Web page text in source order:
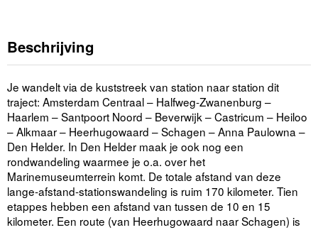
Beschrijving
Je wandelt via de kuststreek van station naar station dit
traject: Amsterdam Centraal – Halfweg-Zwanenburg –
Haarlem – Santpoort Noord – Beverwijk – Castricum – Heiloo
– Alkmaar – Heerhugowaard – Schagen – Anna Paulowna –
Den Helder. In Den Helder maak je ook nog een
rondwandeling waarmee je o.a. over het
Marinemuseumterrein komt. De totale afstand van deze
lange-afstand-stationswandeling is ruim 170 kilometer. Tien
etappes hebben een afstand van tussen de 10 en 15
kilometer. Een route (van Heerhugowaard naar Schagen) is